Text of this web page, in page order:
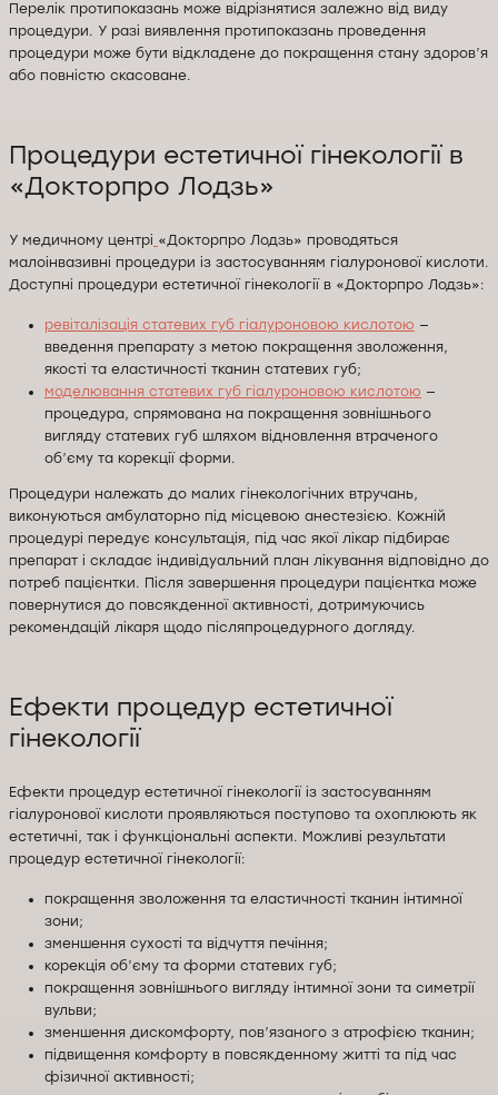
Перелік протипоказань може відрізнятися залежно від виду
процедури. У разі виявлення протипоказань проведення
процедури може бути відкладене до покращення стану здоров’я
або повністю скасоване.
Процедури естетичної гінекології в
«Докторпро Лодзь»
У медичному центрі «Докторпро Лодзь» проводяться
малоінвазивні процедури із застосуванням гіалуронової кислоти.
Доступні процедури естетичної гінекології в «Докторпро Лодзь»:
ревіталізація статевих губ гіалуроновою кислотою —
введення препарату з метою покращення зволоження,
якості та еластичності тканин статевих губ;
моделювання статевих губ гіалуроновою кислотою —
процедура, спрямована на покращення зовнішнього
вигляду статевих губ шляхом відновлення втраченого
об’єму та корекції форми.
Процедури належать до малих гінекологічних втручань,
виконуються амбулаторно під місцевою анестезією. Кожній
процедурі передує консультація, під час якої лікар підбирає
препарат і складає індивідуальний план лікування відповідно до
потреб пацієнтки. Після завершення процедури пацієнтка може
повернутися до повсякденної активності, дотримуючись
рекомендацій лікаря щодо післяпроцедурного догляду.
Ефекти процедур естетичної
гінекології
Ефекти процедур естетичної гінекології із застосуванням
гіалуронової кислоти проявляються поступово та охоплюють як
естетичні, так і функціональні аспекти. Можливі результати
процедур естетичної гінекології:
покращення зволоження та еластичності тканин інтимної
зони;
зменшення сухості та відчуття печіння;
корекція об’єму та форми статевих губ;
покращення зовнішнього вигляду інтимної зони та симетрії
вульви;
зменшення дискомфорту, пов’язаного з атрофією тканин;
підвищення комфорту в повсякденному житті та під час
фізичної активності;